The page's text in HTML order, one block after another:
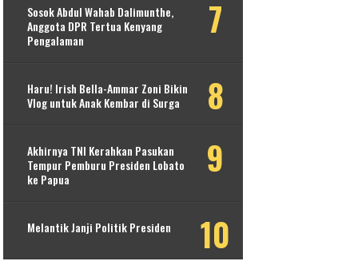
Sosok Abdul Wahab Dalimunthe,
Anggota DPR Tertua Kenyang
Pengalaman
Haru! Irish Bella-Ammar Zoni Bikin
Vlog untuk Anak Kembar di Surga
Akhirnya TNI Kerahkan Pasukan
Tempur Pemburu Presiden Lobato
ke Papua
Melantik Janji Politik Presiden